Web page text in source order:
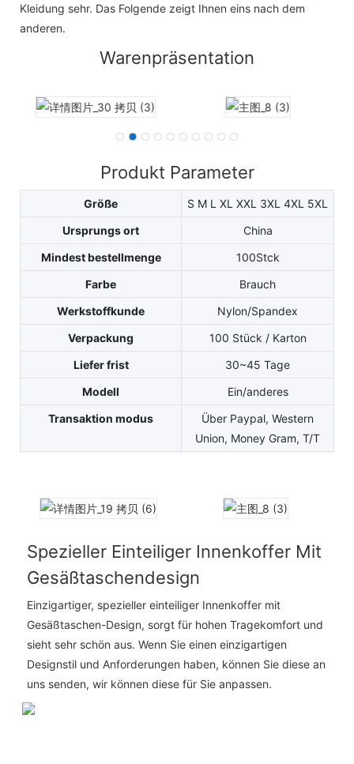
Kleidung sehr. Das Folgende zeigt Ihnen eins nach dem
anderen.
Warenpräsentation
Produkt Parameter
Größe
S M L XL XXL 3XL 4XL 5XL
Ursprungs ort
China
Mindest bestellmenge
100Stck
Farbe
Brauch
Werkstoffkunde
Nylon/Spandex
Verpackung
100 Stück / Karton
Liefer frist
30~45 Tage
Modell
Ein/anderes
Transaktion modus
Über Paypal, Western
Union, Money Gram, T/T
Spezieller Einteiliger Innenkoffer Mit
Gesäßtaschendesign
Einzigartiger, spezieller einteiliger Innenkoffer mit
Gesäßtaschen-Design, sorgt für hohen Tragekomfort und
sieht sehr schön aus. Wenn Sie einen einzigartigen
Designstil und Anforderungen haben, können Sie diese an
uns senden, wir können diese für Sie anpassen.